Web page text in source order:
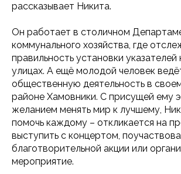
рассказывает Никита.
Он работает в столичном
коммунального хозяйства, где
правильность установки
улицах. А ещё молодой человек
общественную деятельность в
районе Хамовники. С присущей ему
желанием менять мир к лучшему,
помочь каждому – откликается на
выступить с концертом,
благотворительной акции или
мероприятие.